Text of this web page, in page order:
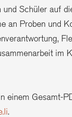
Schüler auf
Proben und
im
einem Gesamt-
.